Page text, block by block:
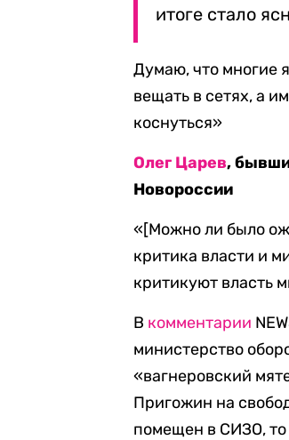
итоге стало
Думаю, что многие
вещать в сетях, а
коснуться»
Олег Царев,
Новороссии
«[Можно ли было
критика власти и
критикуют власть
В комментарии
министерство
«вагнеровский
Пригожин на
помещен в СИЗО, то